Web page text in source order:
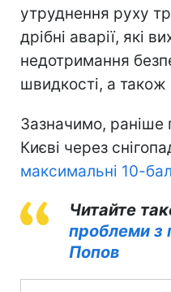
утруднення руху
дрібні аварії, які
недотримання
швидкості, а
Зазначимо, раніше
Києві через
максимальні 10-
Читайте
проблеми з
Попов